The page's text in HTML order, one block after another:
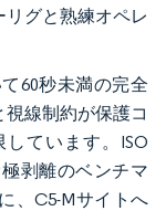
グと熟練オペレ
60秒未満の完全
線制約が保護コ
ています。ISO
剥離のベンチマ
、C5-Mサイトへ